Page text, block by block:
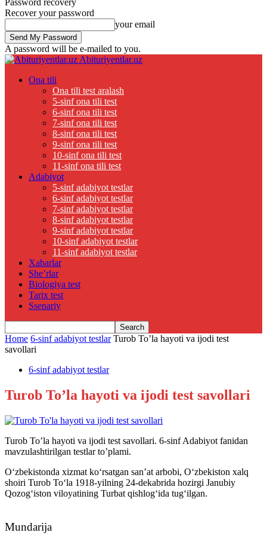
Password recovery
Recover your password
your email
A password will be e-mailed to you.
Abituriyentlar.uz
Ona tili
Ona tili test aralash
5-sinf ona tili test
6-sinf ona tili test
7-sinf ona tili test
8-sinf ona tili test
9-sinf ona tili test
10-sinf ona tili test
11-sinf ona tili test
Adabiyot
5-sinf adabiyot testlar
6-sinf adabiyot testlar
7-sinf adabiyot testlar
8-sinf adabiyot testlar
9-sinf adabiyot testlar
10-sinf adabiyot testlar
11-sinf adabiyot testlar
Xabarlar
She’rlar
Biologiya test
Tarix test
Ssenariy
Home 6-sinf adabiyot testlar Turob To’la hayoti va ijodi test
savollari
6-sinf adabiyot testlar
Turob To’la hayoti va ijodi test savollari
Turob To’la hayoti va ijodi test savollari. 6-sinf Adabiyot fanidan
mavzulashtirilgan testlar to’plami.
O‘zbekistonda xizmat ko‘rsatgan san’at arbobi, O‘zbekiston xalq
shoiri Turob To‘la 1918-yilning 24-dekabrida hozirgi Janubiy
Qozog‘iston viloyatining Turbat qishlog‘ida tug‘ilgan.
Mundarija